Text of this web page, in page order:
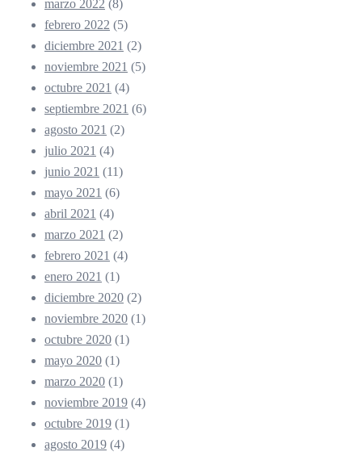
marzo 2022 (8)
febrero 2022 (5)
diciembre 2021 (2)
noviembre 2021 (5)
octubre 2021 (4)
septiembre 2021 (6)
agosto 2021 (2)
julio 2021 (4)
junio 2021 (11)
mayo 2021 (6)
abril 2021 (4)
marzo 2021 (2)
febrero 2021 (4)
enero 2021 (1)
diciembre 2020 (2)
noviembre 2020 (1)
octubre 2020 (1)
mayo 2020 (1)
marzo 2020 (1)
noviembre 2019 (4)
octubre 2019 (1)
agosto 2019 (4)